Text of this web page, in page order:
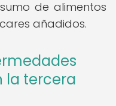
de alimentos
añadidos.
la tercera